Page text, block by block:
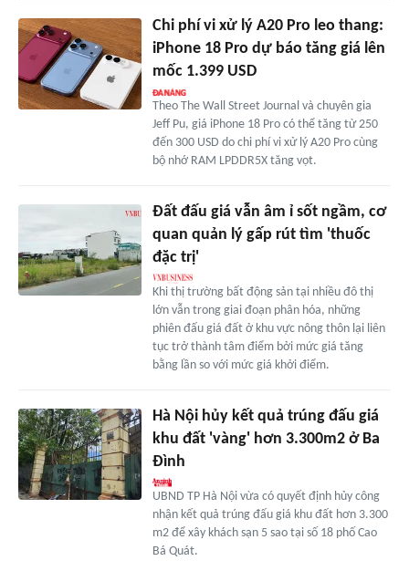
Chi phí vi xử lý A20 Pro leo thang:
iPhone 18 Pro dự báo tăng giá lên
mốc 1.399 USD
Theo The Wall Street Journal và chuyên gia
Jeff Pu, giá iPhone 18 Pro có thể tăng từ 250
đến 300 USD do chi phí vi xử lý A20 Pro cùng
bộ nhớ RAM LPDDR5X tăng vọt.
Đất đấu giá vẫn âm ỉ sốt ngầm, cơ
quan quản lý gấp rút tìm 'thuốc
đặc trị'
Khi thị trường bất động sản tại nhiều đô thị
lớn vẫn trong giai đoạn phân hóa, những
phiên đấu giá đất ở khu vực nông thôn lại liên
tục trở thành tâm điểm bởi mức giá tăng
bằng lần so với mức giá khởi điểm.
Hà Nội hủy kết quả trúng đấu giá
khu đất 'vàng' hơn 3.300m2 ở Ba
Đình
UBND TP Hà Nội vừa có quyết định hủy công
nhận kết quả trúng đấu giá khu đất hơn 3.300
m2 để xây khách sạn 5 sao tại số 18 phố Cao
Bá Quát.